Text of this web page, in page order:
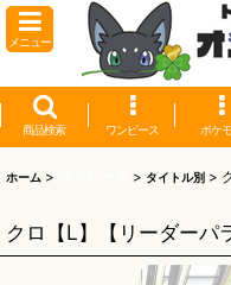
メニュー
商品検索 ワンピース ポケ
ホーム > > タイトル別 >
クロ【L】【リーダーパ